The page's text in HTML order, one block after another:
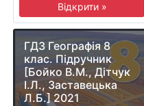
Відкрити »
ГДЗ Географія 8
клас. Підручник
[Бойко В.М., Дітчук
І.Л., Заставецька
Л.Б.] 2021